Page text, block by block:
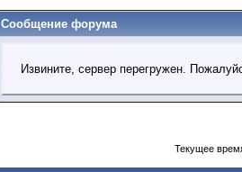
Сообщение форума
Извините, сервер перегружен.
Текущее